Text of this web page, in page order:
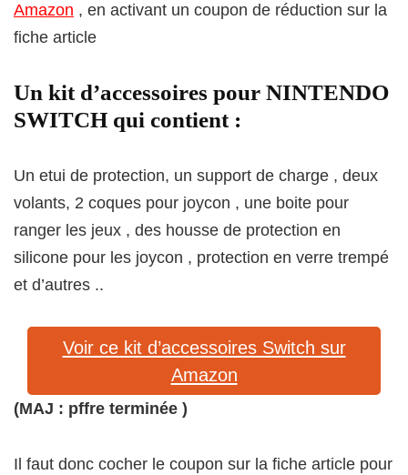
Amazon , en activant un coupon de réduction sur la
fiche article
Un kit d’accessoires pour NINTENDO
SWITCH qui contient :
Un etui de protection, un support de charge , deux
volants, 2 coques pour joycon , une boite pour
ranger les jeux , des housse de protection en
silicone pour les joycon , protection en verre trempé
et d’autres ..
Voir ce kit d’accessoires Switch sur
Amazon
(MAJ : pffre terminée )
Il faut donc cocher le coupon sur la fiche article pour